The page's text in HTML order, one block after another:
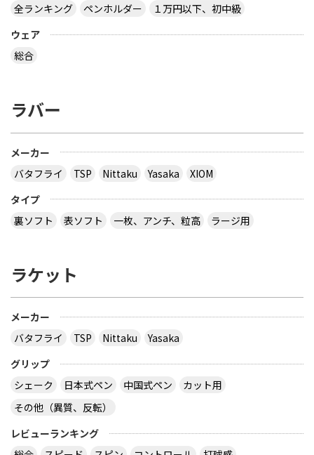
全ランキング
ペンホルダー
１万円以下、初中級
ウェア
総合
ラバー
メーカー
バタフライ
TSP Nittaku Yasaka
XIOM
タイプ
裏ソフト
表ソフト 一枚、アンチ、粒高 ラージ用
ラケット
メーカー
バタフライ
TSP Nittaku
Yasaka
グリップ
シェーク
日本式ペン 中国式ペン
カット用
その他（異質、反転）
レビューランキング